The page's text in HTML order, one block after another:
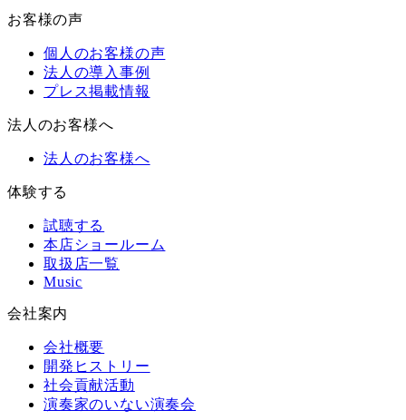
お客様の声
個人のお客様の声
法人の導入事例
プレス掲載情報
法人のお客様へ
法人のお客様へ
体験する
試聴する
本店ショールーム
取扱店一覧
Music
会社案内
会社概要
開発ヒストリー
社会貢献活動
演奏家のいない演奏会